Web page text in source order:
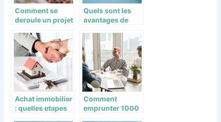
Comment se
deroule un projet
vente ?
Quels sont les
avantages de
agence
immobiliere ?
Achat immobilier
: quelles etapes
Comment
emprunter 1000